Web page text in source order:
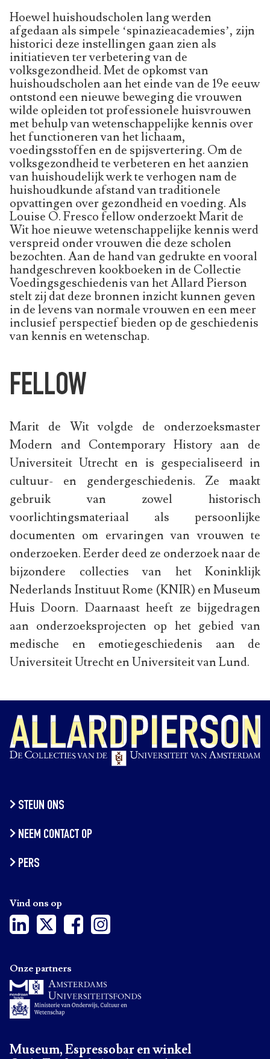
Hoewel huishoudscholen lang werden
afgedaan als simpele ‘spinazieacademies’, zijn
historici deze instellingen gaan zien als
initiatieven ter verbetering van de
volksgezondheid. Met de opkomst van
huishoudscholen aan het einde van de 19e eeuw
ontstond een nieuwe beweging die vrouwen
wilde opleiden tot professionele huisvrouwen
met behulp van wetenschappelijke kennis over
het functioneren van het lichaam,
voedingsstoffen en de spijsvertering. Om de
volksgezondheid te verbeteren en het aanzien
van huishoudelijk werk te verhogen nam de
huishoudkunde afstand van traditionele
opvattingen over gezondheid en voeding. Als
Louise O. Fresco fellow onderzoekt Marit de
Wit hoe nieuwe wetenschappelijke kennis werd
verspreid onder vrouwen die deze scholen
bezochten. Aan de hand van gedrukte en vooral
handgeschreven kookboeken in de Collectie
Voedingsgeschiedenis van het Allard Pierson
stelt zij dat deze bronnen inzicht kunnen geven
in de levens van normale vrouwen en een meer
inclusief perspectief bieden op de geschiedenis
van kennis en wetenschap.
FELLOW
Marit de Wit volgde de onderzoeksmaster
Modern and Contemporary History aan de
Universiteit Utrecht en is gespecialiseerd in
cultuur- en gendergeschiedenis. Ze maakt
gebruik van zowel historisch
voorlichtingsmateriaal als persoonlijke
documenten om ervaringen van vrouwen te
onderzoeken. Eerder deed ze onderzoek naar de
bijzondere collecties van het Koninklijk
Nederlands Instituut Rome (KNIR) en Museum
Huis Doorn. Daarnaast heeft ze bijgedragen
aan onderzoeksprojecten op het gebied van
medische en emotiegeschiedenis aan de
Universiteit Utrecht en Universiteit van Lund.
STEUN ONS
NEEM CONTACT OP
PERS
Vind ons op
Museum, Espressobar en winkel
Onze partners